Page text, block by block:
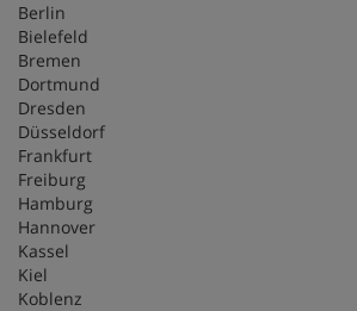
Berlin
Bielefeld
Bremen
Dortmund
Dresden
Düsseldorf
Frankfurt
Freiburg
Hamburg
Hannover
Kassel
Kiel
Koblenz